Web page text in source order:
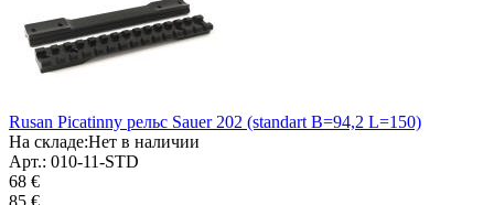
Rusan Picatinny рельс Sauer 202 (standart B=94,2 L=150)
На складе:Нет в наличии
Арт.: 010-11-STD
68 €
85 €